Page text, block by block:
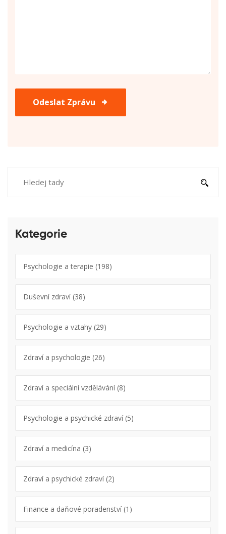
Odeslat Zprávu
Kategorie
Psychologie a terapie (198)
Duševní zdraví(38)
Psychologie a vztahy (29)
Zdraví a psychologie (26)
Zdraví a speciální vzdělávání(8)
Psychologie a psychické zdraví(5)
Zdraví a medicína (3)
Zdraví a psychické zdraví(2)
Finance a daňové poradenství(1)